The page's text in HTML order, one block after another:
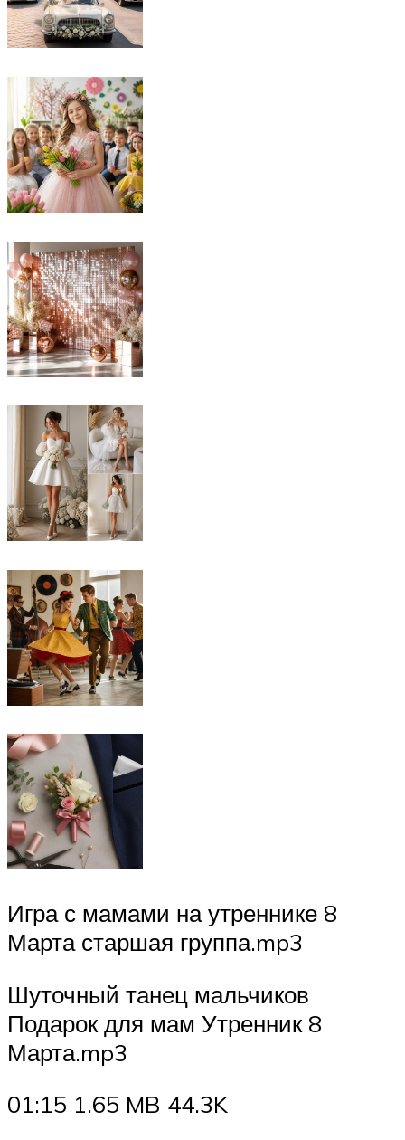
Игра с мамами на утреннике 8
Марта старшая группа.mp3
Шуточный танец мальчиков
Подарок для мам Утренник 8
Марта.mp3
01:15 1.65 MB 44.3K